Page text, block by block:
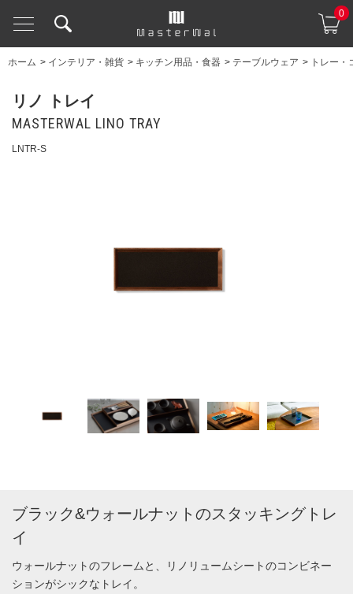
0
ホーム > インテリア・雑貨 > キッチン用品・食器 > テーブルウェア > トレー・
リノ トレイ
MASTERWAL LINO TRAY
LNTR-S
ブラック&ウォールナットのスタッキングトレ
イ
ウォールナットのフレームと、リノリュームシートのコンビネー
ションがシックなトレイ。